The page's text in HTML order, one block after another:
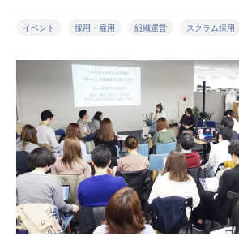
イベント 採用・雇用 組織運営 スクラム採用